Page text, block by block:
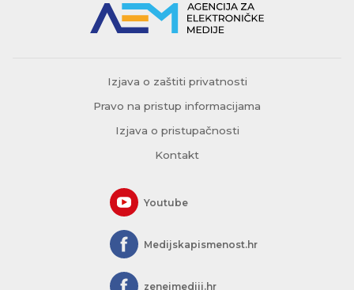
Izjava o zaštiti privatnosti
Pravo na pristup informacijama
Izjava o pristupačnosti
Kontakt
Youtube
Medijskapismenost.hr
zeneimediji.hr